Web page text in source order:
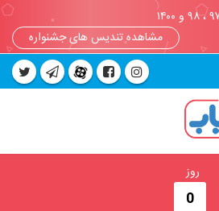
مشاهده تندیس های جشنواره
0
روز